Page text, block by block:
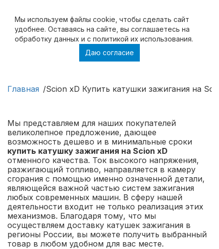
Мы используем файлы cookie, чтобы cделать сайт
удобнее. Оставаясь на сайте, вы соглашаетесь на
обработку данных и с политикой их использования.
Даю согласие
Scion xD Купить катушки зажигания на Scion
Главная Scion xD Купить катушки зажигания на
Мы представляем для наших покупателей
великолепное предложение, дающее
возможность дешево и в минимальные сроки
купить катушку зажигания на Scion xD
отменного качества. Ток высокого напряжения,
разжигающий топливо, направляется в камеру
сгорания с помощью именно означенной детали,
являющейся важной частью систем зажигания
любых современных машин. В сферу нашей
деятельности входит не только реализация этих
механизмов. Благодаря тому, что мы
осуществляем доставку катушек зажигания в
регионы России, вы можете получить выбранный
товар в любом удобном для вас месте.